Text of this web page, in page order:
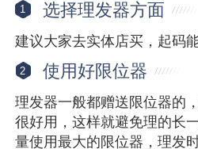
1 选择理发器方面
建议大家去实体店买，起码
2 使用好限位器
理发器一般都赠送限位器的
很好用，这样就避免理的长
量使用最大的限位器，理发